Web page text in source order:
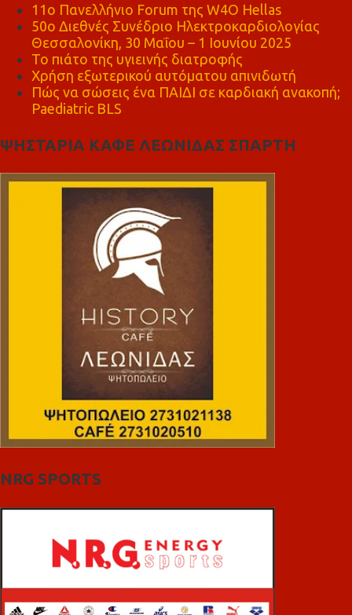
11ο Πανελλήνιο Forum της W4O Hellas
50ο Διεθνές Συνέδριο Ηλεκτροκαρδιολογίας
Θεσσαλονίκη, 30 Μαΐου – 1 Ιουνίου 2025
Το πιάτο της υγιεινής διατροφής
Χρήση εξωτερικού αυτόματου απινιδωτή
Πώς να σώσεις ένα ΠΑΙΔΙ σε καρδιακή ανακοπή;
Paediatric BLS
ΨΗΣΤΑΡΙΑ ΚΑΦΕ ΛΕΩΝΙΔΑΣ ΣΠΑΡΤΗ
NRG SPORTS